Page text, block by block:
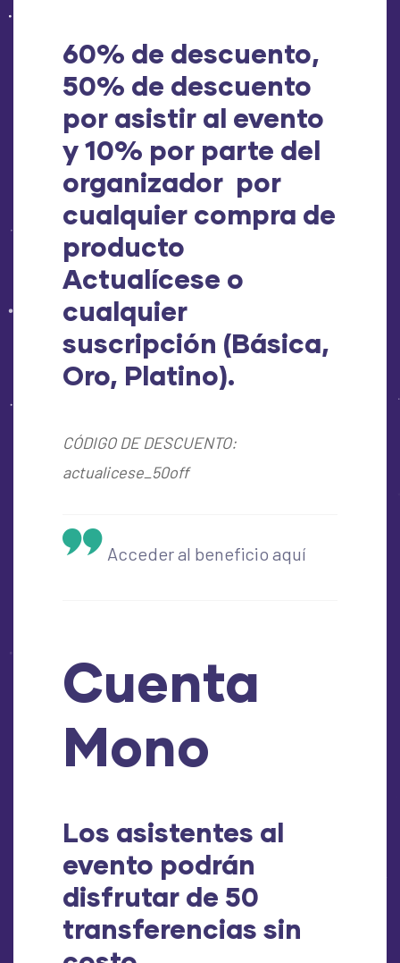
60% de descuento,
50% de descuento
por asistir al evento
y 10% por parte del
organizador por
cualquier compra de
producto
Actualícese o
cualquier
suscripción (Básica,
Oro, Platino).
CÓDIGO DE DESCUENTO:
actualicese_50off
Acceder al beneficio aquí
Cuenta
Mono
Los asistentes al
evento podrán
disfrutar de 50
transferencias sin